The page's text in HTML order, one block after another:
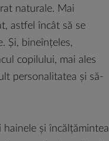
naturale. Mai
astfel încât să se
Și, bineînțeles,
copilului, mai ales
personalitatea și să-
hainele și încălțămintea